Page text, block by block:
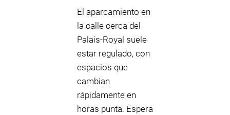
El aparcamiento en
la calle cerca del
Palais-Royal suele
estar regulado, con
espacios que
cambian
rápidamente en
horas punta. Espera